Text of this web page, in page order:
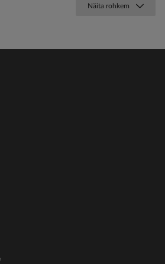
Näita rohkem